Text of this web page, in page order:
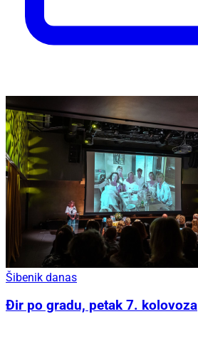
Šibenik danas
Đir po gradu, petak 7. kolovoza